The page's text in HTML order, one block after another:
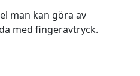
man kan göra av
med fingeravtryck.